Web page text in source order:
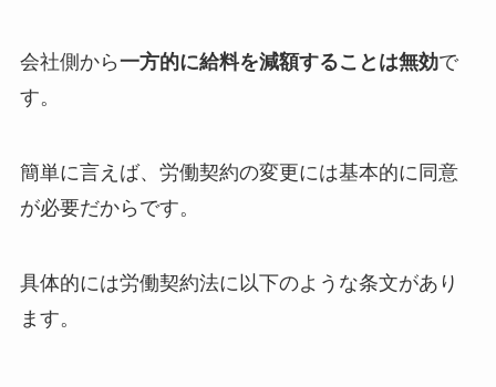
会社側から一方的に給料を減額することは無効で
す。
簡単に言えば、労働契約の変更には基本的に同意
が必要だからです。
具体的には労働契約法に以下のような条文があり
ます。